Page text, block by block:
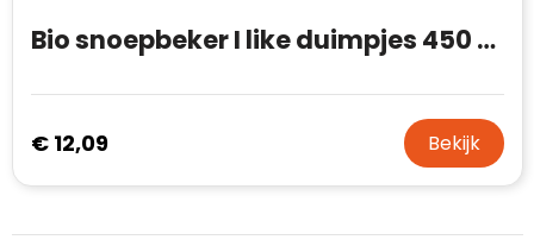
Bio snoepbeker I like duimpjes 450 gram
€ 12,09 Bekijk